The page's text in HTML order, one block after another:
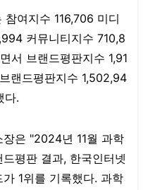
여지수 116,706 미디
커뮤니티지수 710,8
서 브랜드평판지수 1,91
랜드평판지수 1,502,94
다.​
은 "2024년 11월 과학
평판 결과, 한국인터넷
1위를 기록했다. 과학